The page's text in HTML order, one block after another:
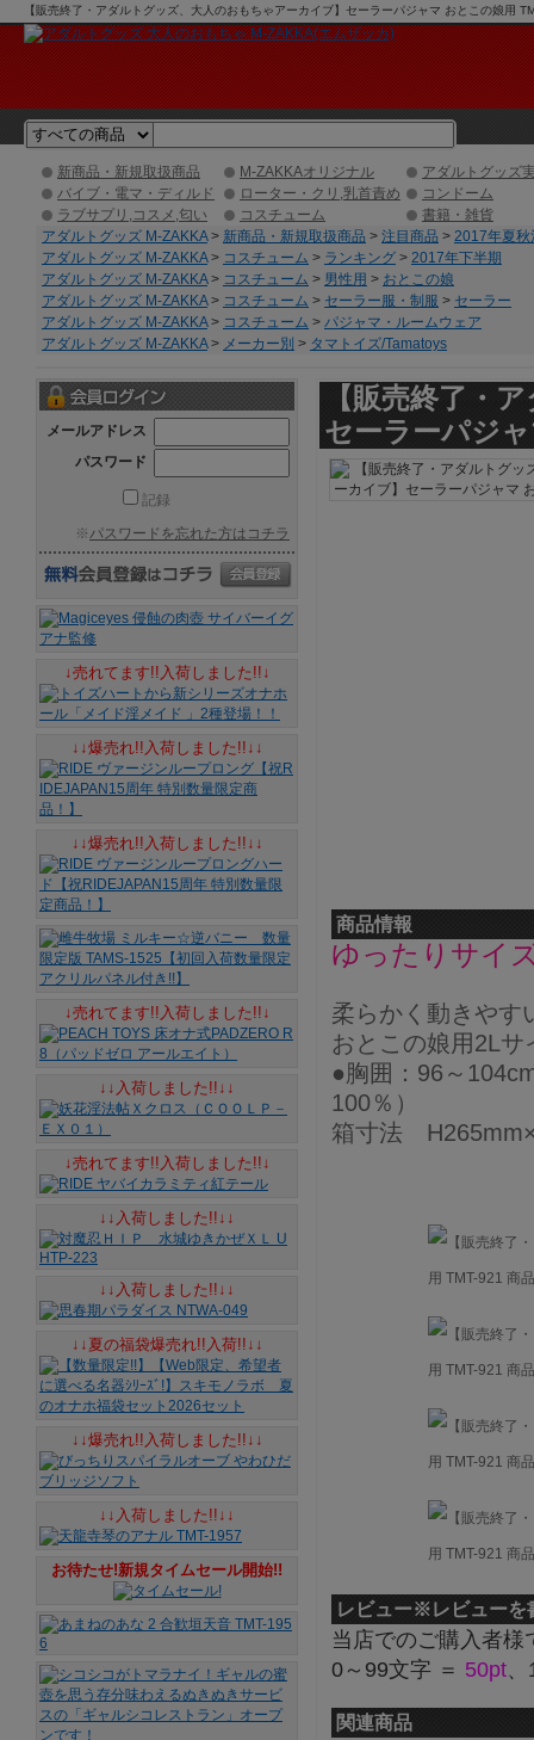
【販売終了・アダルトグッズ、大人のおもちゃアーカイブ】セーラーパジャマ おとこの娘用
グ】
新商品・新規取扱商品 M-ZAKKAオリジナル
アダルトグッズ
バイブ・電マ・ディルド
ローター・クリ,乳首責め
コンドーム
ラブサプリ,コスメ,匂い
コスチューム
書籍・雑貨
アダルトグッズ M-ZAKKA> 新商品・新規取扱商品 > 注目商品 > 2017年夏秋
アダルトグッズ M-ZAKKA> コスチューム > ランキング > 2017年下半期
アダルトグッズ M-ZAKKA> コスチューム > 男性用 > おとこの娘
アダルトグッズ M-ZAKKA> コスチューム > セーラー服・制服 > セーラー
アダルトグッズ M-ZAKKA> コスチューム > パジャマ・ルームウェア
アダルトグッズ M-ZAKKA> メーカー別 > タマトイズ/Tamatoys
【販売終了・
セーラーパジ
商品情報
ゆったりサイ
柔らかく動きやす
おとこの娘用2L
●胸囲：96～
100％）
箱寸法
レビュー※レビューを
当店でのご購入者
0～99文字 ＝ 50pt
関連商品
メールアドレス
パスワード
記録
※パスワードを忘れた方はコチラ
↓売れてます!!入荷しました!!↓
↓↓爆売れ!!入荷しました!!↓↓
↓↓爆売れ!!入荷しました!!↓↓
↓売れてます!!入荷しました!!↓
↓↓入荷しました!!↓↓
↓売れてます!!入荷しました!!↓
↓↓入荷しました!!↓↓
↓↓入荷しました!!↓↓
↓↓夏の福袋爆売れ!!入荷!!↓↓
↓↓爆売れ!!入荷しました!!↓↓
↓↓入荷しました!!↓↓
お待たせ!新規タイムセール開始!!